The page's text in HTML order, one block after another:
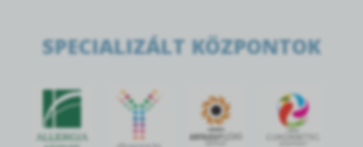
SPECIALIZÁLT KÖZPONTOK